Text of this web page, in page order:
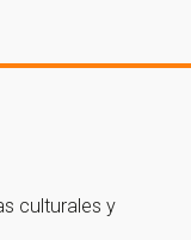
culturales y